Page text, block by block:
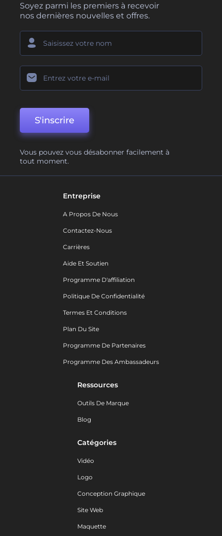
Soyez parmi les premiers à recevoir
nos dernières nouvelles et offres.
S'inscrire
Vous pouvez vous désabonner facilement à
tout moment.
Entreprise
A Propos De Nous
Contactez-Nous
Carrières
Aide Et Soutien
Programme D'affiliation
Politique De Confidentialité
Termes Et Conditions
Plan Du Site
Programme De Partenaires
Programme Des Ambassadeurs
Ressources
Outils De Marque
Blog
Catégories
Vidéo
Logo
Conception Graphique
Site Web
Maquette